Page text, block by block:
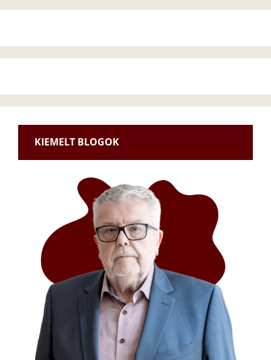
KIEMELT BLOGOK